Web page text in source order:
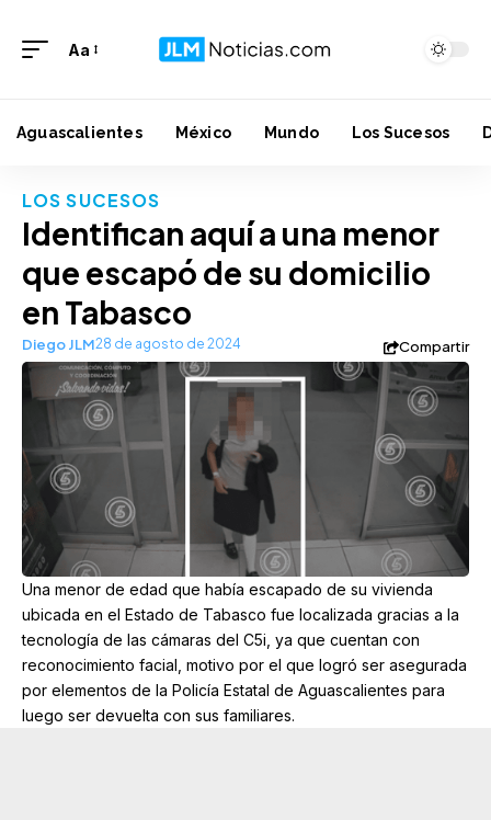
Aa
Aguascalientes México Mundo Los Sucesos
LOS SUCESOS
Identifican aquí a una menor
que escapó de su domicilio
en Tabasco
Diego JLM28 de agosto de 2024 Compartir
Una menor de edad que había escapado de su vivienda
ubicada en el Estado de Tabasco fue localizada gracias a la
tecnología de las cámaras del C5i, ya que cuentan con
reconocimiento facial, motivo por el que logró ser asegurada
por elementos de la Policía Estatal de Aguascalientes para
luego ser devuelta con sus familiares.